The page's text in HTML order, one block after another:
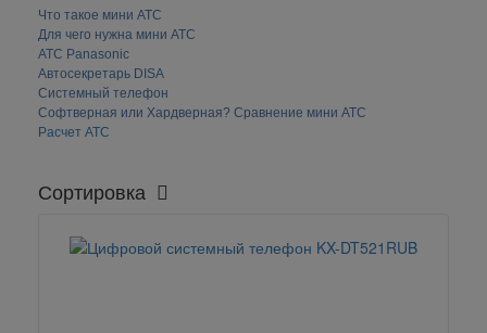
Что такое мини АТС
Для чего нужна мини АТС
АТС Panasonic
Автосекретарь DISA
Системный телефон
Софтверная или Хардверная? Сравнение мини АТС
Расчет АТС
Сортировка